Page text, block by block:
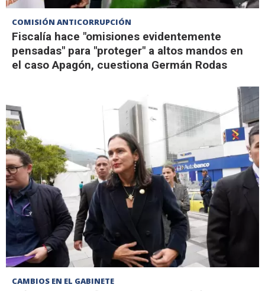
COMISIÓN ANTICORRUPCIÓN
Fiscalía hace "omisiones evidentemente
pensadas" para "proteger" a altos mandos en
el caso Apagón, cuestiona Germán Rodas
CAMBIOS EN EL GABINETE